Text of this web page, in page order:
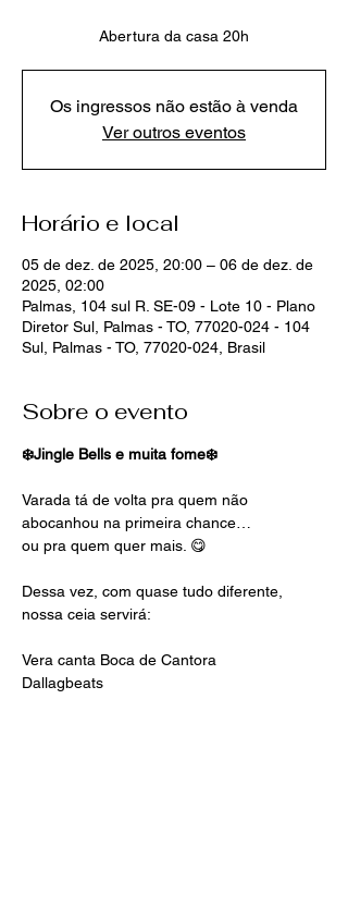
Os ingressos não estão à venda
Ver outros eventos
Horário e local
05 de dez. de 2025, 20:00 – 06 de dez. de
2025, 02:00
Palmas, 104 sul R. SE-09 - Lote 10 - Plano
Diretor Sul, Palmas - TO, 77020-024 - 104
Sul, Palmas - TO, 77020-024, Brasil
Sobre o evento
❄️Jingle Bells e muita fome❄️
Varada tá de volta pra quem não
abocanhou na primeira chance…
ou pra quem quer mais. 😋
Dessa vez, com quase tudo diferente,
nossa ceia servirá:
Vera canta Boca de Cantora
Dallagbeats